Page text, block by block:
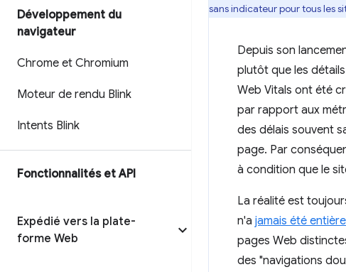
Développement du
navigateur
Chrome et Chromium
Moteur de rendu Blink
Intents Blink
Fonctionnalités et API
Expédié vers la plate-
forme Web
sans indicateur pour tous les
Depuis son
plutôt que les
Web Vitals ont été
par rapport aux
des délais souvent
page. Par
à condition que le
La réalité est
n'a jamais été
pages Web
des "navigations